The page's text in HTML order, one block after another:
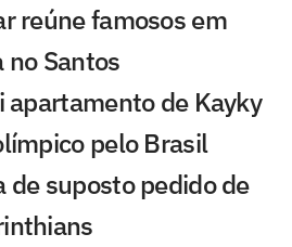
reúne famosos em
no Santos
de Kayky
pelo Brasil
de suposto pedido de